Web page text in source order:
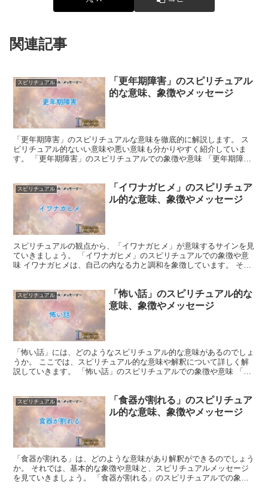
関連記事
スピリチュアル
「更年期障害」のスピリチュアル
的な意味、象徴やメッセージ
「更年期障害」のスピリチュアルな意味を徹底的に解説します。 ス
ピリチュアル的ないい意味や悪い意味も分かりやすく紹介していま
す。 「更年期障害」のスピリチュアルでの象徴や意味 「更年期障
スピリチュアル
「イワナガヒメ」のスピリチュア
ル的な意味、象徴やメッセージ
スピリチュアルの観点から、「イワナガヒメ」が意味するサインを見
ていきましょう。 「イワナガヒメ」のスピリチュアルでの象徴や意
味 イワナガヒメは、自己の内なる力と調和を象徴しています。 その
スピリチュアル
「怖い話」のスピリチュアル的な
意味、象徴やメッセージ
「怖い話」には、どのようなスピリチュアル的な意味があるのでしょ
うか。 ここでは、スピリチュアル的な意味や解釈について詳しく解
説していきます。 「怖い話」のスピリチュアルでの象徴や意味 「怖
スピリチュアル
「食器が割れる」のスピリチュア
ル的な意味、象徴やメッセージ
「食器が割れる」は、どのような意味があり解釈ができるのでしょう
か。 それでは、基本的な象徴や意味と、スピリチュアルメッセージ
を見ていきましょう。 「食器が割れる」のスピリチュアルでの象徴